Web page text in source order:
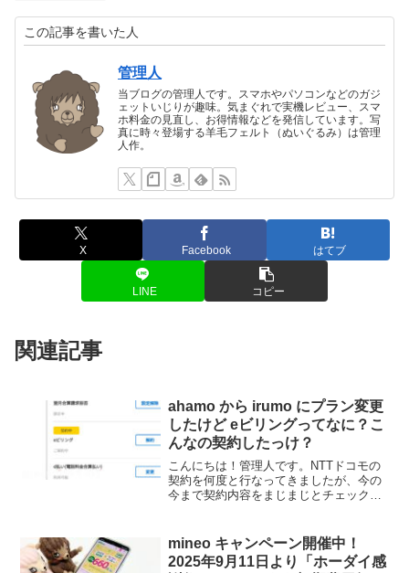
この記事を書いた人
管理人
当ブログの管理人です。スマホやパソコンなどのガジ
ェットいじりが趣味。気まぐれで実機レビュー、スマ
ホ料金の見直し、お得情報などを発信しています。写
真に時々登場する羊毛フェルト（ぬいぐるみ）は管理
人作。
X Facebook はてブ
LINE コピー
関連記事
ahamo から irumo にプラン変更
したけど eビリングってなに？こ
んなの契約したっけ？
こんにちは！管理人です。NTTドコモの
契約を何度と行なってきましたが、今の
今まで契約内容をまじまじとチェックす
ahamo から irumo 0.5 GB の料金プラ
ン...
mineo キャンペーン開催中！
2025年9月11日より「ホーダイ感